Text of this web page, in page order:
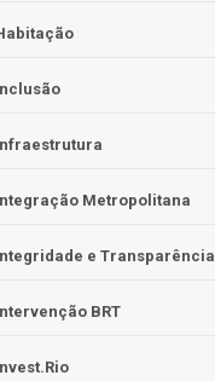
Metropolitana
e Transparência
BRT